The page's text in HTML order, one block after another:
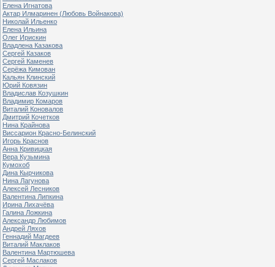
Елена Игнатова
Актар Илмаринен (Любовь Войнакова)
Николай Ильенко
Елена Ильина
Олег Ирискин
Владлена Казакова
Сергей Казаков
Сергей Каменев
Серёжа Кимован
Кальян Клинский
Юрий Ковязин
Владислав Козушкин
Владимир Комаров
Виталий Коновалов
Дмитрий Кочетков
Нина Крайнова
Виссарион Красно-Белинский
Игорь Краснов
Анна Кривицкая
Вера Кузьмина
Кумохоб
Дина Кырчикова
Нина Лагунова
Алексей Лесников
Валентина Липкина
Ирина Лихачёва
Галина Ложкина
Александр Любимов
Андрей Ляхов
Геннадий Магдеев
Виталий Маклаков
Валентина Мартюшева
Сергей Маслаков